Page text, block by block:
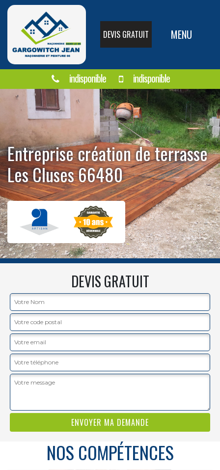
DEVIS GRATUIT MENU
indisponible indisponible
Entreprise création de terrasse
Les Cluses 66480
DEVIS GRATUIT
NOS COMPÉTENCES